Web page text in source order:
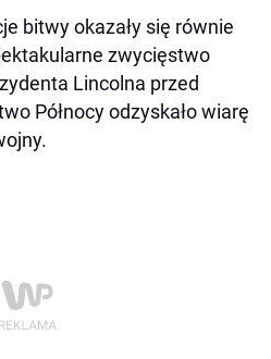
bitwy okazały się równie
zwycięstwo
Lincolna przed
Północy odzyskało wiarę